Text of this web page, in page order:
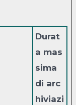
Durat
a mas
sima
di arc
hiviazi